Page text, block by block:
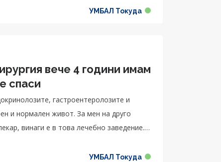
УМБАЛ Токуда
вече 4 години имам
спаси
гастроентеролозите и
и нормален живот. За мен на друго
винаги е в това лечебно заведение.
с благодарност Стилиян.УМБАЛ Токуда